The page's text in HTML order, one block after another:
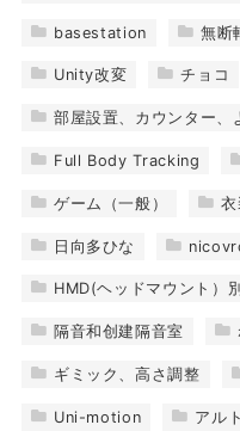
basestation 無断
Unity改変 チョコ
部屋設置、カウンター、
Full Body Tracking
ゲーム（一般） 衣
日向多ひな
HMD(ヘッドマウント）別
隔音和创建隔音室
ギミック、高さ調整
Uni-motion アル